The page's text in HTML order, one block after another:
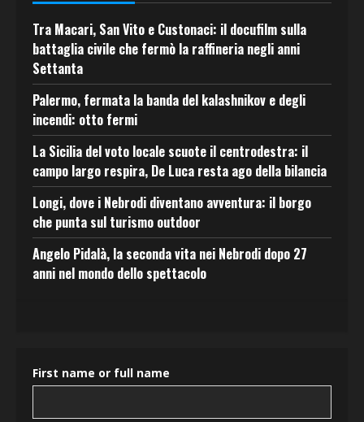
Tra Macari, San Vito e Custonaci: il docufilm sulla
battaglia civile che fermò la raffineria negli anni
Settanta
Palermo, fermata la banda del kalashnikov e degli
incendi: otto fermi
La Sicilia del voto locale scuote il centrodestra: il
campo largo respira, De Luca resta ago della bilancia
Longi, dove i Nebrodi diventano avventura: il borgo
che punta sul turismo outdoor
Angelo Pidalà, la seconda vita nei Nebrodi dopo 27
anni nel mondo dello spettacolo
First name or full name